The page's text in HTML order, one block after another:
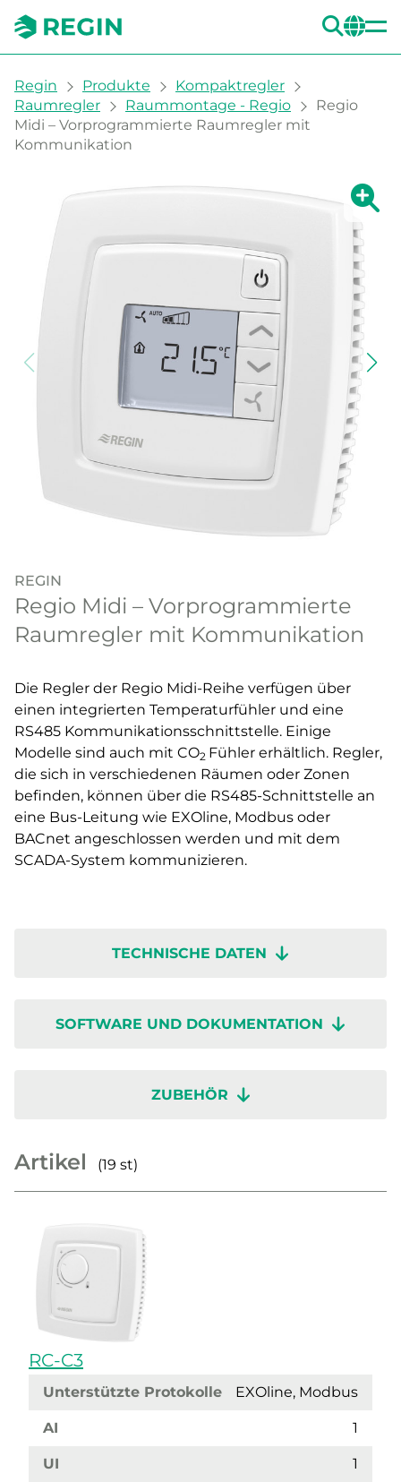
You are here:
Regin Produkte
Kompaktregler
Raumregler
Raummontage - Regio
Regio
Midi – Vorprogrammierte Raumregler mit
Kommunikation
Zeige
REGIN
Regio Midi – Vorprogrammierte
Raumregler mit Kommunikation
Die Regler der Regio Midi-Reihe verfügen über
einen integrierten Temperaturfühler und eine
RS485 Kommunikationsschnittstelle. Einige
Modelle sind auch mit CO2 Fühler erhältlich. Regler,
die sich in verschiedenen Räumen oder Zonen
befinden, können über die RS485-Schnittstelle an
eine Bus-Leitung wie EXOline, Modbus oder
BACnet angeschlossen werden und mit dem
SCADA-System kommunizieren.
TECHNISCHE DATEN
SOFTWARE UND DOKUMENTATION
ZUBEHÖR
Artikel (19 st)
RC-C3
Unterstützte Protokolle EXOline, Modbus
AI 1
UI 1